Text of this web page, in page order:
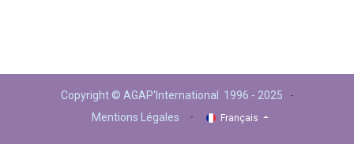
Copyright © AGAP'International 1996 - 2025 -
Mentions Légales
- Français